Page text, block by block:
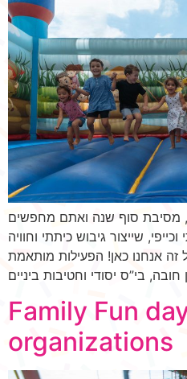
מסיבת סוף שנה ואתם מחפשים
שייצור גיבוש כיתתי וחוויה
אנחנו כאן! הפעילות מותאמת
Family Fun
organizations